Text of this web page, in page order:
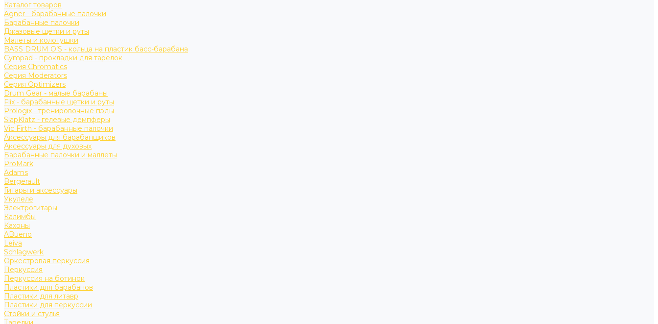
Каталог товаров
Agner - барабанные палочки
Барабанные палочки
Джазовые щетки и руты
Малеты и колотушки
BASS DRUM O’S - кольца на пластик басс-барабана
Cympad - прокладки для тарелок
Серия Chromatics
Серия Moderators
Серия Optimizers
Drum Gear - малые барабаны
Flix - барабанные щетки и руты
Prologix - тренировочные пэды
SlapKlatz - гелевые демпферы
Vic Firth - барабанные палочки
Аксессуары для барабанщиков
Аксессуары для духовых
Барабанные палочки и маллеты
ProMark
Adams
Bergerault
Гитары и аксессуары
Укулеле
Электрогитары
Калимбы
Кахоны
ABueno
Leiva
Schlagwerk
Оркестровая перкуссия
Перкуссия
Перкуссия на ботинок
Пластики для барабанов
Пластики для литавр
Пластики для перкуссии
Стойки и стулья